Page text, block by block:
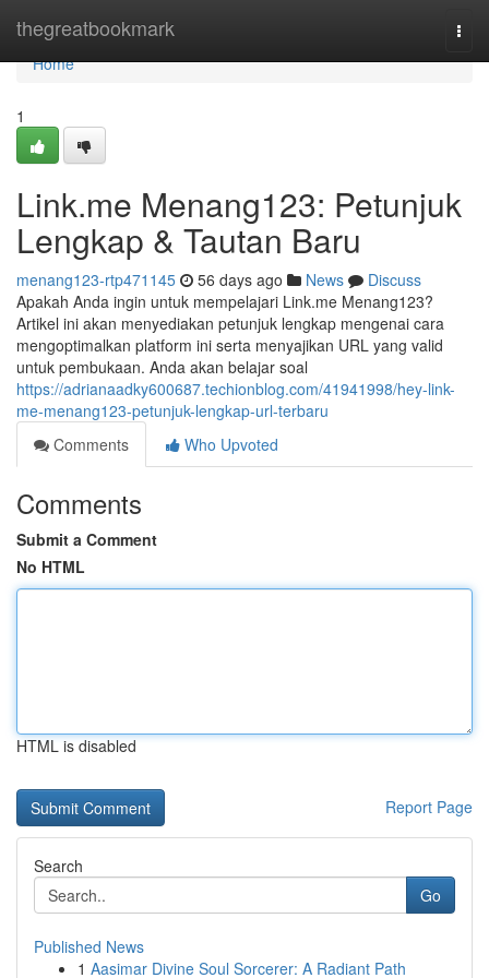
thegreatbookmark
Home
Home
1
Link.me Menang123: Petunjuk
Lengkap & Tautan Baru
menang123-rtp471145 56 days ago News
Discuss
Apakah Anda ingin untuk mempelajari Link.me Menang123?
Artikel ini akan menyediakan petunjuk lengkap mengenai cara
mengoptimalkan platform ini serta menyajikan URL yang valid
untuk pembukaan. Anda akan belajar soal
https://adrianaadky600687.techionblog.com/41941998/hey-link-
me-menang123-petunjuk-lengkap-url-terbaru
Comments
Who Upvoted
Comments
Submit a Comment
No HTML
HTML is disabled
Report Page
Search
Go
Published News
1 Aasimar Divine Soul Sorcerer: A Radiant Path